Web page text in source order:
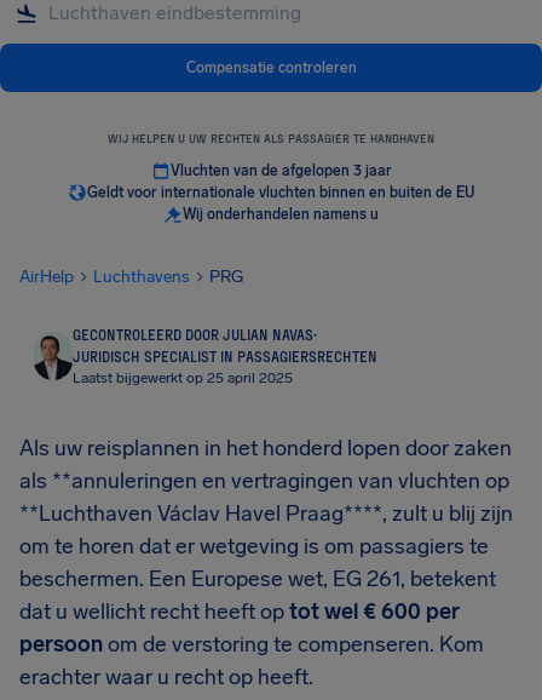
Compensatie controleren
WIJ HELPEN U UW RECHTEN ALS PASSAGIER TE HANDHAVEN
Vluchten van de afgelopen 3 jaar
Geldt voor internationale vluchten binnen en buiten de EU
Wij onderhandelen namens u
AirHelp Luchthavens PRG
GECONTROLEERD DOOR JULIAN NAVAS·
JURIDISCH SPECIALIST IN PASSAGIERSRECHTEN
Laatst bijgewerkt op 25 april 2025
Als uw reisplannen in het honderd lopen door zaken
als **annuleringen en vertragingen van vluchten op
**Luchthaven Václav Havel Praag****, zult u blij zijn
om te horen dat er wetgeving is om passagiers te
beschermen. Een Europese wet, EG 261, betekent
dat u wellicht recht heeft optot wel € 600 per
persoonom de verstoring te compenseren. Kom
erachter waar u recht op heeft.